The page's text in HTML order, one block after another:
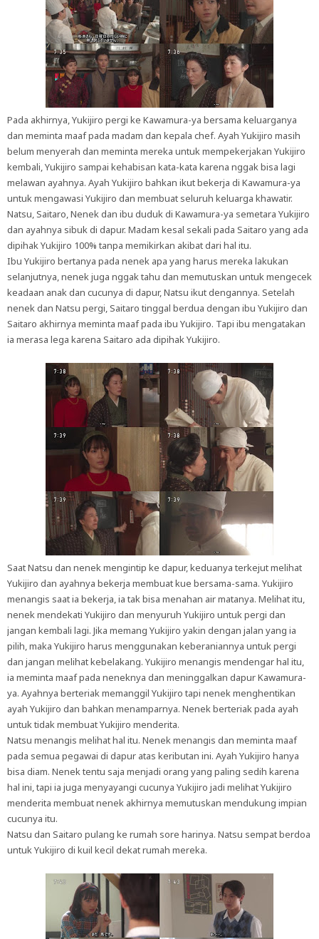
Pada akhirnya, Yukijiro pergi ke Kawamura-ya bersama keluarganya
dan meminta maaf pada madam dan kepala chef. Ayah Yukijiro masih
belum menyerah dan meminta mereka untuk mempekerjakan Yukijiro
kembali, Yukijiro sampai kehabisan kata-kata karena nggak bisa lagi
melawan ayahnya. Ayah Yukijiro bahkan ikut bekerja di Kawamura-ya
untuk mengawasi Yukijiro dan membuat seluruh keluarga khawatir.
Natsu, Saitaro, Nenek dan ibu duduk di Kawamura-ya semetara Yukijiro
dan ayahnya sibuk di dapur. Madam kesal sekali pada Saitaro yang ada
dipihak Yukijiro 100% tanpa memikirkan akibat dari hal itu.
Ibu Yukijiro bertanya pada nenek apa yang harus mereka lakukan
selanjutnya, nenek juga nggak tahu dan memutuskan untuk mengecek
keadaan anak dan cucunya di dapur, Natsu ikut dengannya. Setelah
nenek dan Natsu pergi, Saitaro tinggal berdua dengan ibu Yukijiro dan
Saitaro akhirnya meminta maaf pada ibu Yukijiro. Tapi ibu mengatakan
ia merasa lega karena Saitaro ada dipihak Yukijiro.
Saat Natsu dan nenek mengintip ke dapur, keduanya terkejut melihat
Yukijiro dan ayahnya bekerja membuat kue bersama-sama. Yukijiro
menangis saat ia bekerja, ia tak bisa menahan air matanya. Melihat itu,
nenek mendekati Yukijiro dan menyuruh Yukijiro untuk pergi dan
jangan kembali lagi. Jika memang Yukijiro yakin dengan jalan yang ia
pilih, maka Yukijiro harus menggunakan keberaniannya untuk pergi
dan jangan melihat kebelakang. Yukijiro menangis mendengar hal itu,
ia meminta maaf pada neneknya dan meninggalkan dapur Kawamura-
ya. Ayahnya berteriak memanggil Yukijiro tapi nenek menghentikan
ayah Yukijiro dan bahkan menamparnya. Nenek berteriak pada ayah
untuk tidak membuat Yukijiro menderita.
Natsu menangis melihat hal itu. Nenek menangis dan meminta maaf
pada semua pegawai di dapur atas keributan ini. Ayah Yukijiro hanya
bisa diam. Nenek tentu saja menjadi orang yang paling sedih karena
hal ini, tapi ia juga menyayangi cucunya Yukijiro jadi melihat Yukijiro
menderita membuat nenek akhirnya memutuskan mendukung impian
cucunya itu.
Natsu dan Saitaro pulang ke rumah sore harinya. Natsu sempat berdoa
untuk Yukijiro di kuil kecil dekat rumah mereka.